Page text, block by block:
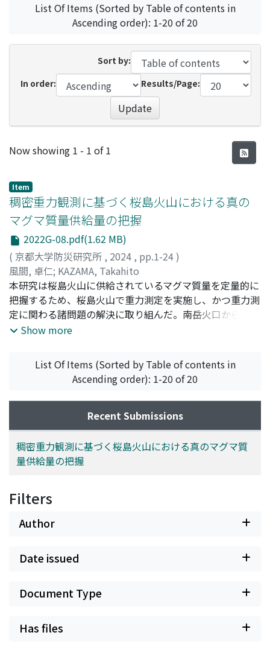
List Of Items (Sorted by Table of contents in
Ascending order): 1-20 of 20
Sort by:
In order:
Results/Page:
Update
Recent Submissions
Now showing 1 - 1 of 1
Item
稠密重力観測に基づく桜島火山における真の
マグマ質量供給量の把握
2022G-08.pdf(1.62 MB)
( 京都大学防災研究所 , 2024 , pp.1-24)
風間, 卓仁; KAZAMA, Takahito
本研究は桜島火山に供給されているマグマ質量を定量的に
把握するため、桜島火山で重力測定を実施し、かつ重力測
定に関わる諸問題の解決に取り組んだ。南岳火口からの噴
火が活発であった1975年～1992年には、桜島中央部で
はこの時期の水準・重力データを解析したところ、1975
年～1992年には桜島直下浅部で媒質変形を伴わずに
+4.5×10¹⁰kg/yrの質量増加が生じていたことが分かっ
た。この質量増加は、脱ガスによって密度増加・体積減少
したマグマが浅部マグマだまりに蓄積し、かつ地下深部か
ら浅部マグマだまりに新鮮なマグマが供給されることによ
って説明できる。また、本研究は桜島火山で新たな相対重
力データを取得し、これを1998年以降の重力データとと
期（1990年代後半以降）にも継続していることを意味し
ており、1998年～2024年における桜島直下の質量変化速
度は+0.6×10¹⁰kg/yrと試算された。ただし、この試算に
クターや陸水重力擾乱といった寄与を補正することでより
Show more
List Of Items (Sorted by Table of contents in
Ascending order): 1-20 of 20
Recent Submissions
稠密重力観測に基づく桜島火山における真のマグマ質
量供給量の把握
Filters
Author
Date issued
Document Type
Has files